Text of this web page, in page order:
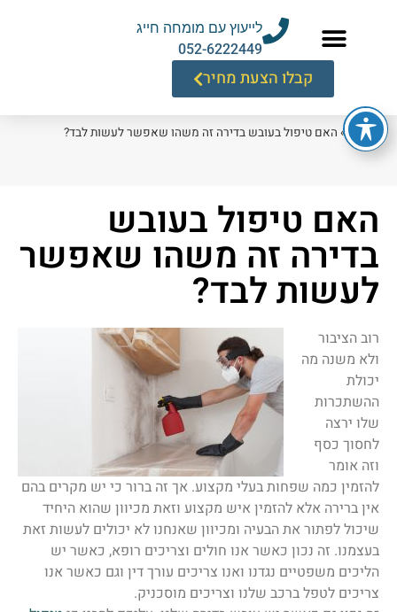
לייעוץ עם מומחה חייג
052-6222449
קבלו הצעת מחיר
דף הבית» האם טיפול בעובש בדירה זה משהו שאפשר לעשות לבד?
האם טיפול בעובש
בדירה זה משהו שאפשר
לעשות לבד?
רוב הציבור
ולא משנה מה
יכולת
ההשתכרות
שלו ירצה
לחסוך כסף
וזה אומר
להזמין כמה שפחות בעלי מקצוע. אך זה ברור כי יש מקרים בהם
אין ברירה אלא להזמין איש מקצוע וזאת מכיוון שהוא היחיד
שיכול לפתור את הבעיה ומכיוון שאנחנו לא יכולים לעשות זאת
בעצמנו. זה נכון כאשר אנו חולים וצריכים רופא, כאשר יש
הליכים משפטיים נגדנו ואנו צריכים עורך דין וגם כאשר אנו
צריכים לטפל ברכב שלנו וצריכים מוסכניק.